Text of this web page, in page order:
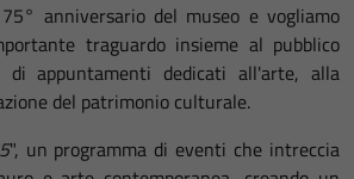
anniversario del museo e vogliamo
traguardo insieme al pubblico
appuntamenti dedicati all'arte, alla
del patrimonio culturale.
", un programma di eventi che intreccia